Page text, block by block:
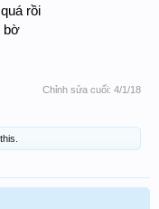
rồi
bờ
Chỉnh sửa cuối: 4/1/18